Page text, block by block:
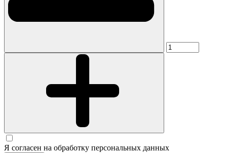
Я согласен на обработку персональных данных